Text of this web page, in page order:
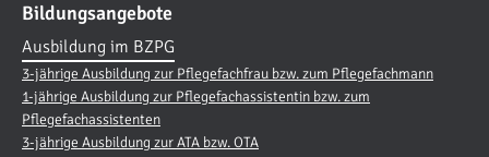
Bildungsangebote
Ausbildung im BZPG
3-jährige Ausbildung zur Pflegefachfrau bzw. zum Pflegefachmann
1-jährige Ausbildung zur Pflegefachassistentin bzw. zum
Pflegefachassistenten
3-jährige Ausbildung zur ATA bzw. OTA